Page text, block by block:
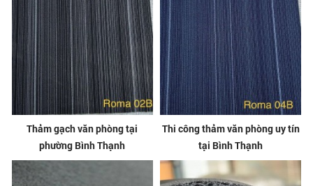
Thảm gạch văn phòng tại
phường Bình Thạnh
Thi công thảm văn phòng uy tín
tại Bình Thạnh